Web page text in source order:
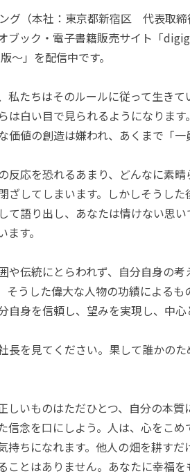
グ（本社：東京都新宿区 代表取締
ブック・電子書籍販売サイト「
～」を配信中です。
私たちはそのルールに従って生き
は白い目で見られるようになりま
価値の創造は嫌われ、あくまで「一
反応を恐れるあまり、どんなに素
ざしてしまいます。しかしそうし
て語り出し、あなたは情けない思
す。
や伝統にとらわれず、自分自身の
そうした偉大な人物の功績による
自身を信頼し、望みを実現し、中心
長を見てください。果して誰かの
しいものはただひとつ、自分の本
信念を口にしよう。人は、心をこめ
持ちになれます。他人の畑を耕す
ことはありません。あなたに幸福